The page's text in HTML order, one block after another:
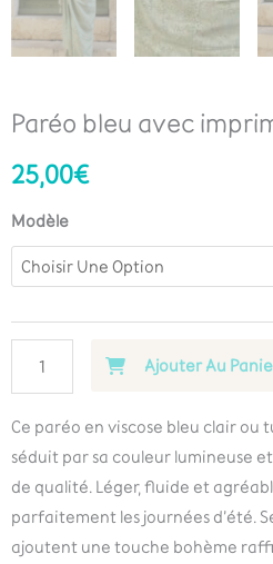
Paréo bleu avec
25,00€
Modèle
Ajouter Au
Ce paréo en viscose bleu clair ou
séduit par sa couleur lumineuse
de qualité. Léger, fluide et
parfaitement les journées d’été.
ajoutent une touche bohème